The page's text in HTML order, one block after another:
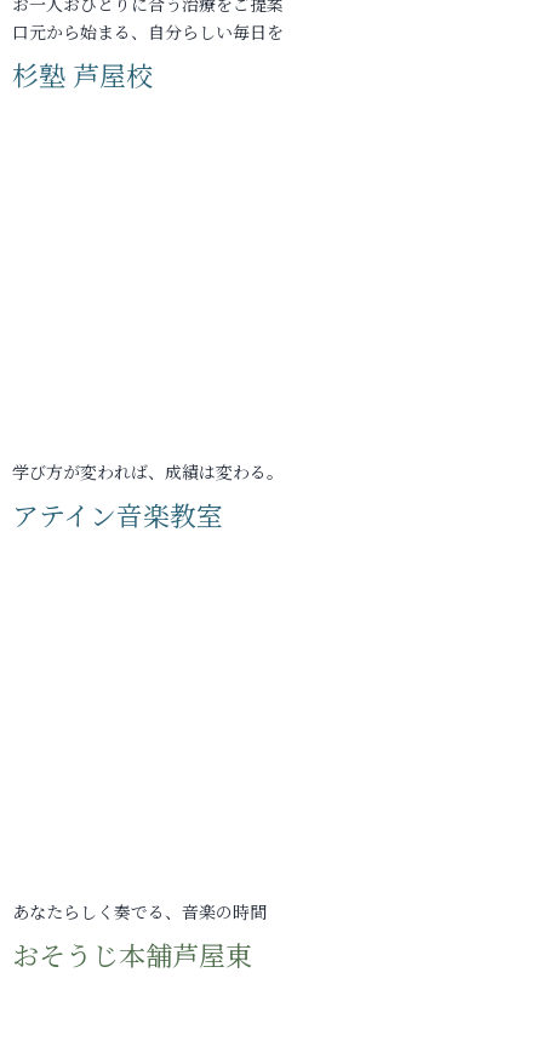
口元から始まる、自分らしい毎日を
杉塾 芦屋校
学び方が変われば、成績は変わる。
アテイン音楽教室
あなたらしく奏でる、音楽の時間
おそうじ本舗芦屋東